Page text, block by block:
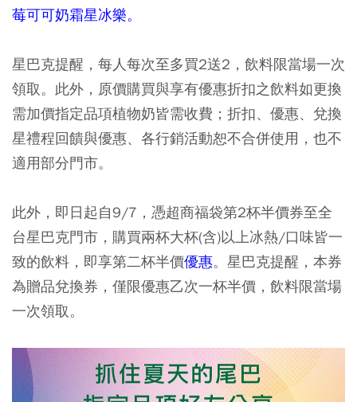
莓可可奶霜星冰樂。
星巴克提醒，每人每次至多買2送2，飲料限當場一次
領取。此外，原價購買與享有優惠折扣之飲料如更換
需加價指定品項植物奶皆需收費；折扣、優惠、兌換
星禮程回饋與優惠、各行銷活動恕不合併使用，也不
適用部分門市。
此外，即日起自9/7，憑超商福袋第2杯半價券至全
台星巴克門市，購買兩杯大杯(含)以上冰熱/口味皆一
致的飲料，即享第二杯半價優惠。星巴克提醒，本券
為贈品兌換券，僅限優惠乙次一杯半價，飲料限當場
一次領取。